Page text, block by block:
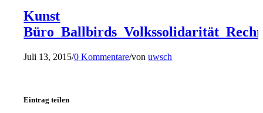
Kunst
Juli 13, 2015/0 Kommentare/vonuwsch
Eintrag teilen